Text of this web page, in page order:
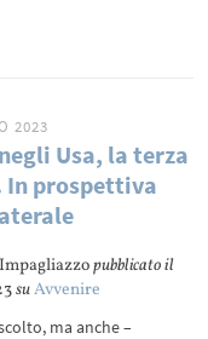
2023
Usa, la terza
In prospettiva
pubblicato il
suAvvenire
ma anche –